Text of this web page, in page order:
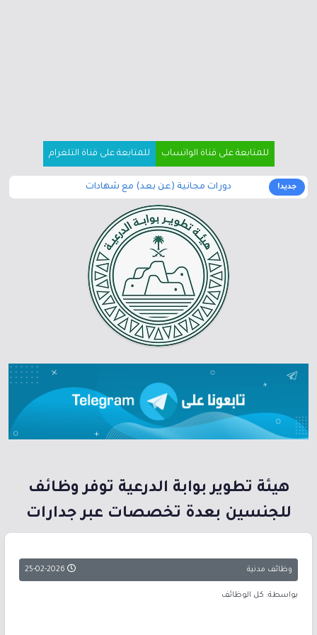
للمتابعة على قناة الواتساب للمتابعة على قناة التلغرام
جديد! دورات مجانية (عن بعد) مع شهادات
هيئة تطوير بوابة الدرعية توفر وظائف
للجنسين بعدة تخصصات عبر جدارات
وظائف مدنية 25-02-2026
بواسطة: كل الوظائف